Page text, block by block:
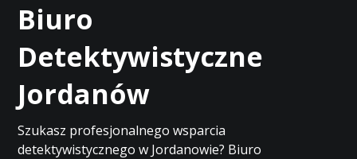
Biuro
Detektywistyczne
Jordanów
Szukasz profesjonalnego wsparcia
detektywistycznego w Jordanowie? Biuro